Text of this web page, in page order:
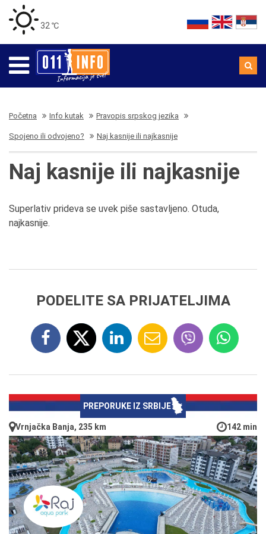
32 ℃
Početna Info kutak Pravopis srpskog jezika
Spojeno ili odvojeno? Naj kasnije ili najkasnije
Naj kasnije ili najkasnije
Superlativ prideva se uvek piše sastavljeno. Otuda,
najkasnije.
PODELITE SA PRIJATELJIMA
PREPORUKE IZ SRBIJE
Vrnjačka Banja, 235 km 142 min